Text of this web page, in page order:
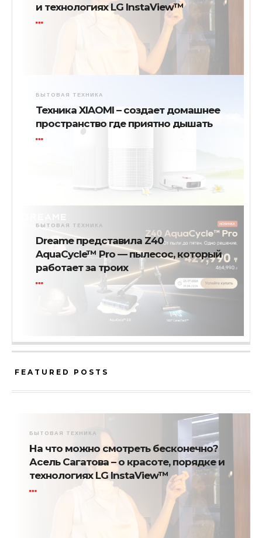
и технологиях LG InstaView™
БЫТОВАЯ ТЕХНИКА
Техника XIAOMI – создает домашнее
пространство где приятно дышать
БЫТОВАЯ ТЕХНИКА
Dreame представила Z40
AquaCycle™ Pro — пылесос, который
работает за троих
FEATURED POSTS
БЫТОВАЯ ТЕХНИКА
На что можно смотреть бесконечно?
Асель Сагатова – о красоте, порядке и
технологиях LG InstaView™